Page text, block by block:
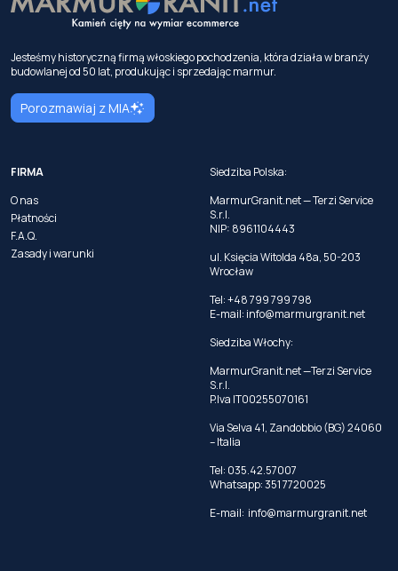
Jesteśmy historyczną firmą włoskiego pochodzenia, która działa w branży
budowlanej od 50 lat, produkując i sprzedając marmur.
Porozmawiaj z MIA
FIRMA
O nas
Płatności
F.A.Q.
Zasady i warunki
Siedziba Polska:
MarmurGranit.net — Terzi Service
S.r.l.
NIP: 8961104443
ul. Księcia Witolda 48a, 50-203
Wrocław
Tel: +48 799 799 798
E-mail: info@marmurgranit.net
Siedziba Włochy:
MarmurGranit.net —Terzi Service
S.r.l.
P.Iva IT00255070161
Via Selva 41, Zandobbio (BG) 24060
– Italia
Tel: 035.42.57007
Whatsapp:351 7720025
E-mail: info@marmurgranit.net